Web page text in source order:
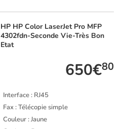
HP HP Color LaserJet Pro MFP
4302fdn-Seconde Vie-Très Bon
Etat
650€80
Interface : RJ45
Fax : Télécopie simple
Couleur : Jaune